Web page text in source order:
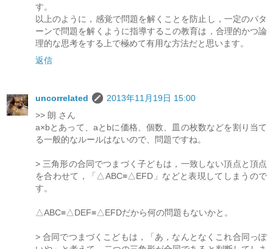
す。
以上のように，感覚で問題を解くことを防止し，一定のパタ
ーンで問題を解くように指導するこの教育は，合理的かつ論
理的な思考をする上で極めて有用な方法だと思います。
返信
uncorrelated
2013年11月19日 15:00
>> 朗 さん
a×bとあって、aとbに価格、個数、皿の枚数などを割り当て
る一般的なルールはないので、問題ですね。
> 三角形の合同でつまづく子どもは，一致しない頂点と頂点
を合わせて，「△ABC≡△EFD」などと表現してしまうので
す。
△ABC≡△DEF≡△EFDだから何の問題もないかと。
> 合同でつまづくこどもは，「あ，なんとなくこれ合同っぽ